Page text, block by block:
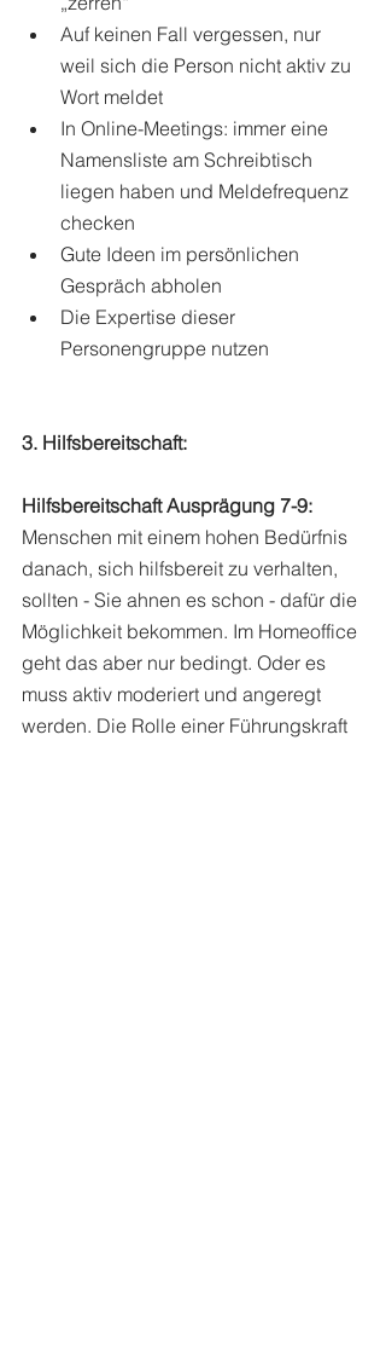
Auf keinen Fall vergessen, nur
weil sich die Person nicht aktiv zu
Wort meldet
In Online-Meetings: immer eine
Namensliste am Schreibtisch
liegen haben und Meldefrequenz
checken
Gute Ideen im persönlichen
Gespräch abholen
Die Expertise dieser
Personengruppe nutzen
3. Hilfsbereitschaft:
Hilfsbereitschaft Ausprägung 7-9:
Menschen mit einem hohen Bedürfnis
danach, sich hilfsbereit zu verhalten,
sollten - Sie ahnen es schon - dafür die
Möglichkeit bekommen. Im Homeoffice
geht das aber nur bedingt. Oder es
muss aktiv moderiert und angeregt
werden. Die Rolle einer Führungskraft